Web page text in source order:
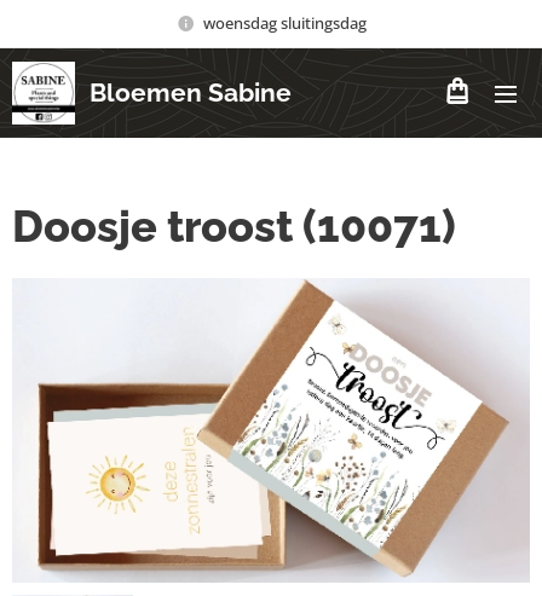
woensdag sluitingsdag
Bloemen Sabine
Doosje troost (10071)